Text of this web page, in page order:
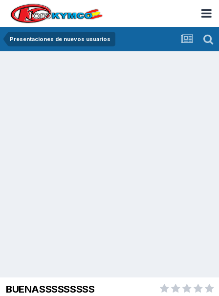
Presentaciones de nuevos usuarios
BUENASSSSSSSSS